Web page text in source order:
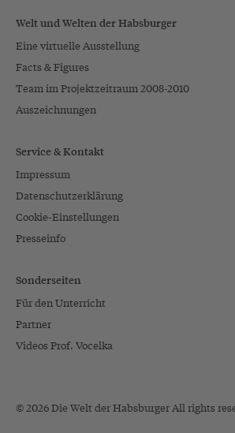
Welt und Welten der Habsburger
Eine virtuelle Ausstellung
Facts & Figures
Team im Projektzeitraum 2008-2010
Auszeichnungen
Service & Kontakt
Impressum
Datenschutzerklärung
Cookie-Einstellungen
Presseinfo
Sonderseiten
Für den Unterricht
Partner
Videos Prof. Vocelka
© 2026 Die Welt der Habsburger All rights